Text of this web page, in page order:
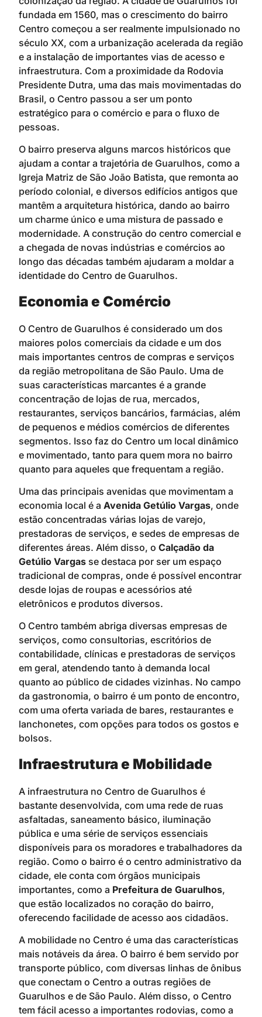
fundada em 1560, mas o crescimento do bairro
Centro começou a ser realmente impulsionado no
século XX, com a urbanização acelerada da região
e a instalação de importantes vias de acesso e
infraestrutura. Com a proximidade da Rodovia
Presidente Dutra, uma das mais movimentadas do
Brasil, o Centro passou a ser um ponto
estratégico para o comércio e para o fluxo de
pessoas.
O bairro preserva alguns marcos históricos que
ajudam a contar a trajetória de Guarulhos, como a
Igreja Matriz de São João Batista, que remonta ao
período colonial, e diversos edifícios antigos que
mantêm a arquitetura histórica, dando ao bairro
um charme único e uma mistura de passado e
modernidade. A construção do centro comercial e
a chegada de novas indústrias e comércios ao
longo das décadas também ajudaram a moldar a
identidade do Centro de Guarulhos.
Economia e Comércio
O Centro de Guarulhos é considerado um dos
maiores polos comerciais da cidade e um dos
mais importantes centros de compras e serviços
da região metropolitana de São Paulo. Uma de
suas características marcantes é a grande
concentração de lojas de rua, mercados,
restaurantes, serviços bancários, farmácias, além
de pequenos e médios comércios de diferentes
segmentos. Isso faz do Centro um local dinâmico
e movimentado, tanto para quem mora no bairro
quanto para aqueles que frequentam a região.
Uma das principais avenidas que movimentam a
economia local é a Avenida Getúlio Vargas, onde
estão concentradas várias lojas de varejo,
prestadoras de serviços, e sedes de empresas de
diferentes áreas. Além disso, o Calçadão da
Getúlio Vargas se destaca por ser um espaço
tradicional de compras, onde é possível encontrar
desde lojas de roupas e acessórios até
eletrônicos e produtos diversos.
O Centro também abriga diversas empresas de
serviços, como consultorias, escritórios de
contabilidade, clínicas e prestadoras de serviços
em geral, atendendo tanto à demanda local
quanto ao público de cidades vizinhas. No campo
da gastronomia, o bairro é um ponto de encontro,
com uma oferta variada de bares, restaurantes e
lanchonetes, com opções para todos os gostos e
bolsos.
Infraestrutura e Mobilidade
A infraestrutura no Centro de Guarulhos é
bastante desenvolvida, com uma rede de ruas
asfaltadas, saneamento básico, iluminação
pública e uma série de serviços essenciais
disponíveis para os moradores e trabalhadores da
região. Como o bairro é o centro administrativo da
cidade, ele conta com órgãos municipais
importantes, como a Prefeitura de Guarulhos,
que estão localizados no coração do bairro,
oferecendo facilidade de acesso aos cidadãos.
A mobilidade no Centro é uma das características
mais notáveis da área. O bairro é bem servido por
transporte público, com diversas linhas de ônibus
que conectam o Centro a outras regiões de
Guarulhos e de São Paulo. Além disso, o Centro
tem fácil acesso a importantes rodovias, como a